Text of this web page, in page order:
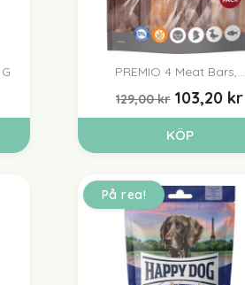
Snabbvy
PREMIO 4 Meat Bars,...
129,00 kr 103,20 kr
KÖP
På rea!